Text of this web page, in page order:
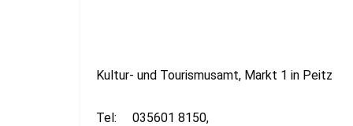
Kultur- und Tourismusamt, Markt 1 in Peitz
Tel: 035601 8150,